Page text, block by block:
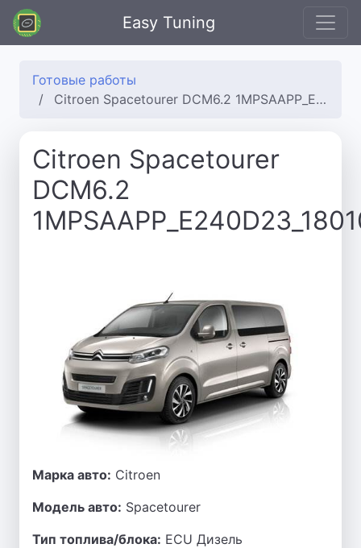
Easy Tuning
Готовые работы
Citroen Spacetourer DCM6.2 1MPSAAPP_E240D23_180109_5O4I_PIR8B_4ASOF
Citroen Spacetourer
DCM6.2
Марка авто: Citroen
Модель авто: Spacetourer
Тип топлива/блока: ECU Дизель